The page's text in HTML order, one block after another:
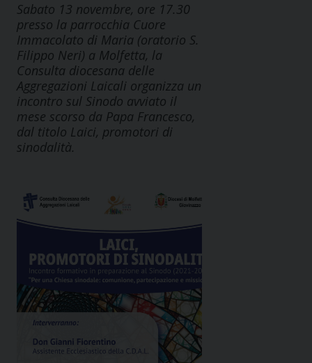
Sabato 13 novembre, ore 17.30
presso la parrocchia Cuore
Immacolato di Maria (oratorio S.
Filippo Neri) a Molfetta, la
Consulta diocesana delle
Aggregazioni Laicali organizza un
incontro sul Sinodo avviato il
mese scorso da Papa Francesco,
dal titolo Laici, promotori di
sinodalità.